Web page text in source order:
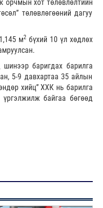
орчмын хот төлөвлөлтийн
төлөвлөгөөний дагуу
м2 бүхий 10 үл хөдлөх
баригдах барилга
5-9 давхартаа 35 айлын
хийц” ХХК нь барилга
байгаа бөгөөд